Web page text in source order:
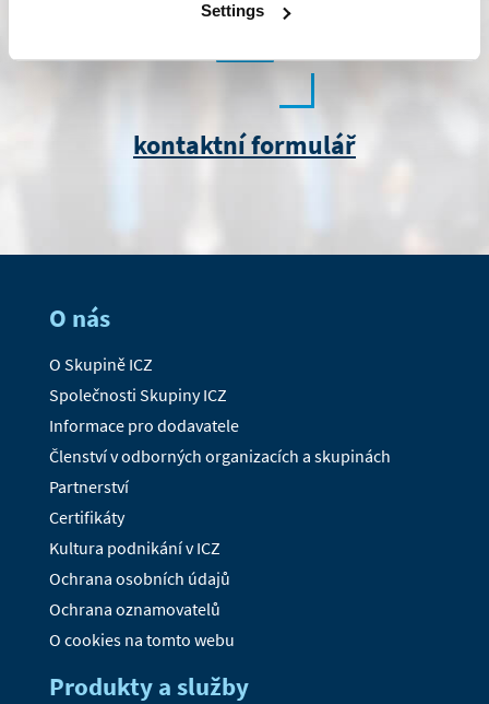
Settings
kontaktní formulář
O nás
O Skupině ICZ
Společnosti Skupiny ICZ
Informace pro dodavatele
Členství v odborných organizacích a skupinách
Partnerství
Certifikáty
Kultura podnikání v ICZ
Ochrana osobních údajů
Ochrana oznamovatelů
O cookies na tomto webu
Produkty a služby